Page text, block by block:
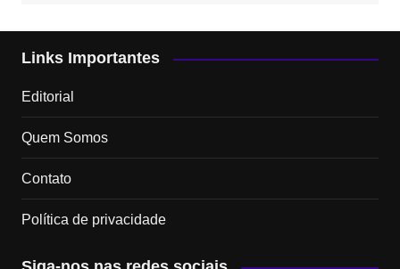
Links Importantes
Editorial
Quem Somos
Contato
Política de privacidade